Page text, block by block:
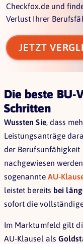
Checkfox.de und
Verlust Ihrer
JETZT
Die beste BU-
Schritten
Wussten Sie, dass
Leistungsanträge
der
nachgewiesen
sogenannte AU-
leistet bereits bei
sofort die
Im Marktumfeld gilt
AU-Klausel als